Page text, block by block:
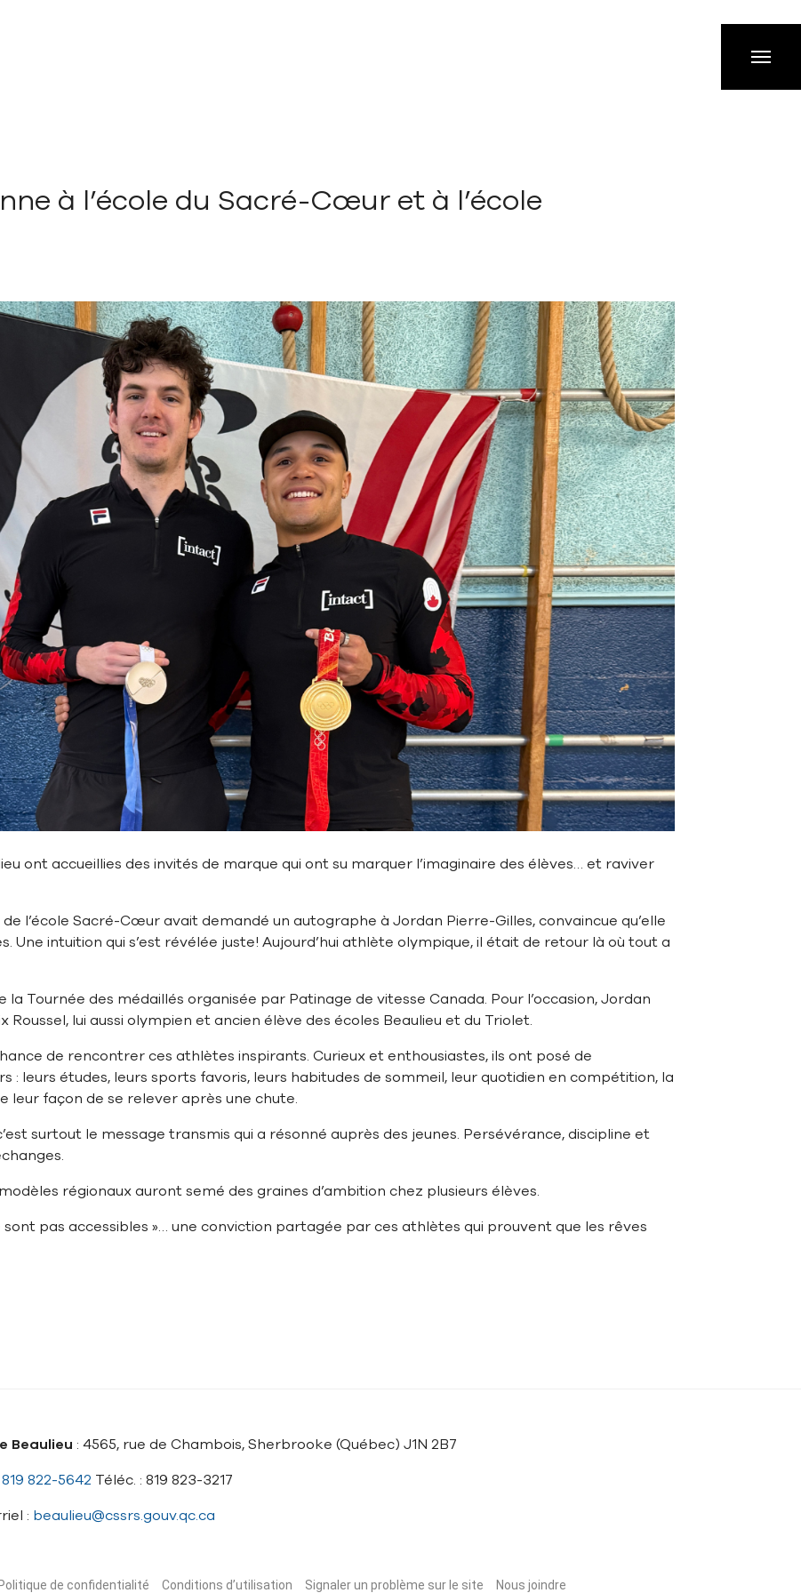
à l’école du Sacré-Cœur et à l’école
ont accueillies des invités de marque qui ont su marquer l’imaginaire des élèves… et raviver
l’école Sacré-Cœur avait demandé un autographe à Jordan Pierre-Gilles, convaincue qu’elle
Une intuition qui s’est révélée juste! Aujourd’hui athlète olympique, il était de retour là où tout a
la Tournée des médaillés organisée par Patinage de vitesse Canada. Pour l’occasion, Jordan
lui aussi olympien et ancien élève des écoles Beaulieu et du Triolet.
de rencontrer ces athlètes inspirants. Curieux et enthousiastes, ils ont posé de
: leurs études, leurs sports favoris, leurs habitudes de sommeil, leur quotidien en compétition, la
leur façon de se relever après une chute.
surtout le message transmis qui a résonné auprès des jeunes. Persévérance, discipline et
régionaux auront semé des graines d’ambition chez plusieurs élèves.
sont pas accessibles »… une conviction partagée par ces athlètes qui prouvent que les rêves
Beaulieu : 4565, rue de Chambois, Sherbrooke (Québec) J1N 2B7
819 822-5642 Téléc. : 819 823-3217
: beaulieu@cssrs.gouv.qc.ca
de confidentialité Conditions d’utilisation Signaler un problème sur le site Nous joindre